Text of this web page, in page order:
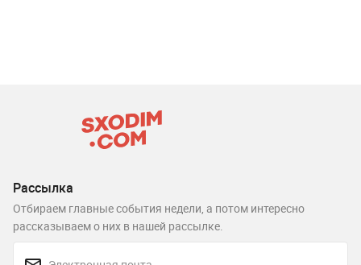
Рассылка
Отбираем главные события недели, а потом интересно
рассказываем о них в нашей рассылке.